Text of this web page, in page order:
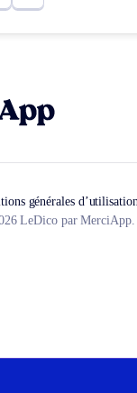
générales
LeDico par MerciApp.